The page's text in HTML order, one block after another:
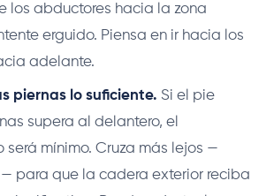
los abductores hacia la zona
erguido. Piensa en ir hacia los
adelante.
piernas lo suficiente. Si el pie
supera al delantero, el
será mínimo. Cruza más lejos —
— para que la cadera exterior reciba